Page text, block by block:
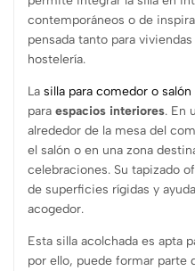
contemporáneos o de
pensada tanto para
hostelería.
La silla para comedor o salón
para espacios interiores. En
alrededor de la mesa del
el salón o en una zona
celebraciones. Su tapizado
de superficies rígidas y
acogedor.
Esta silla acolchada es apta
por ello, puede formar parte